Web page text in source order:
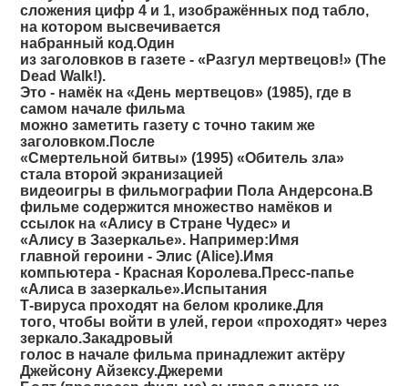
сложения цифр 4 и 1, изображённых под табло,
на котором высвечивается
набранный код.Один
из заголовков в газете - «Разгул мертвецов!» (The
Dead Walk!).
Это - намёк на «День мертвецов» (1985), где в
самом начале фильма
можно заметить газету с точно таким же
заголовком.После
«Смертельной битвы» (1995) «Обитель зла»
стала второй экранизацией
видеоигры в фильмографии Пола Андерсона.В
фильме содержится множество намёков и
ссылок на «Алису в Стране Чудес» и
«Алису в Зазеркалье». Например:Имя
главной героини - Элис (Alice).Имя
компьютера - Красная Королева.Пресс-папье
«Алиса в зазеркалье».Испытания
Т-вируса проходят на белом кролике.Для
того, чтобы войти в улей, герои «проходят» через
зеркало.Закадровый
голос в начале фильма принадлежит актёру
Джейсону Айзексу.Джереми